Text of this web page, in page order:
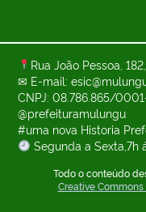
Rua João Pessoa,
✉ E-mail:
CNPJ: 08.786.865/
@prefeituramulungu
#uma nova Historia
Segunda a Sexta,7h
Todo o conteúdo
Creative